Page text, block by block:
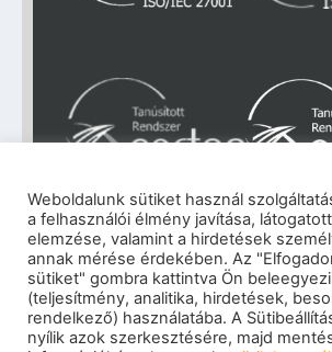
Impresszum|Adatkezelési
Cookie szabályzat|
Szerzői jogok
© 2026 eNET Magyaroszág Kft.
fenntartva
Weboldalunk sütiket használ
a felhasználói élmény javítása,
elemzése, valamint a hirdetések
annak mérése érdekében. Az
sütiket" gombra kattintva Ön
(teljesítmény, analitika, hirdetések,
rendelkező) használatába. A
nyílik azok szerkesztésére, majd